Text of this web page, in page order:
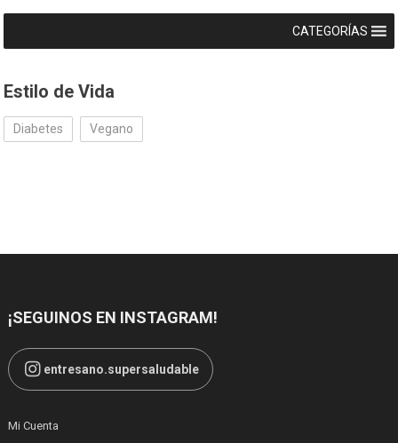
CATEGORÍAS
Estilo de Vida
Diabetes Vegano
¡SEGUINOS EN INSTAGRAM!
entresano.supersaludable
Mi Cuenta